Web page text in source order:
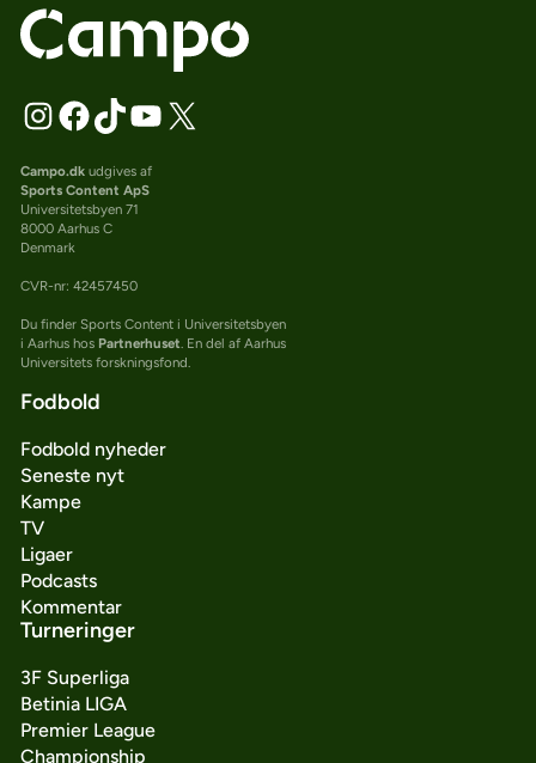
Campo.dkudgives af
Sports Content ApS
Universitetsbyen 71
8000 Aarhus C
Denmark
CVR-nr: 42457450
Du finder Sports Content i Universitetsbyen
i Aarhus hos Partnerhuset. En del af Aarhus
Universitets forskningsfond.
Fodbold
Fodbold nyheder
Seneste nyt
Kampe
TV
Ligaer
Podcasts
Kommentar
Turneringer
3F Superliga
Betinia LIGA
Premier League
Championship